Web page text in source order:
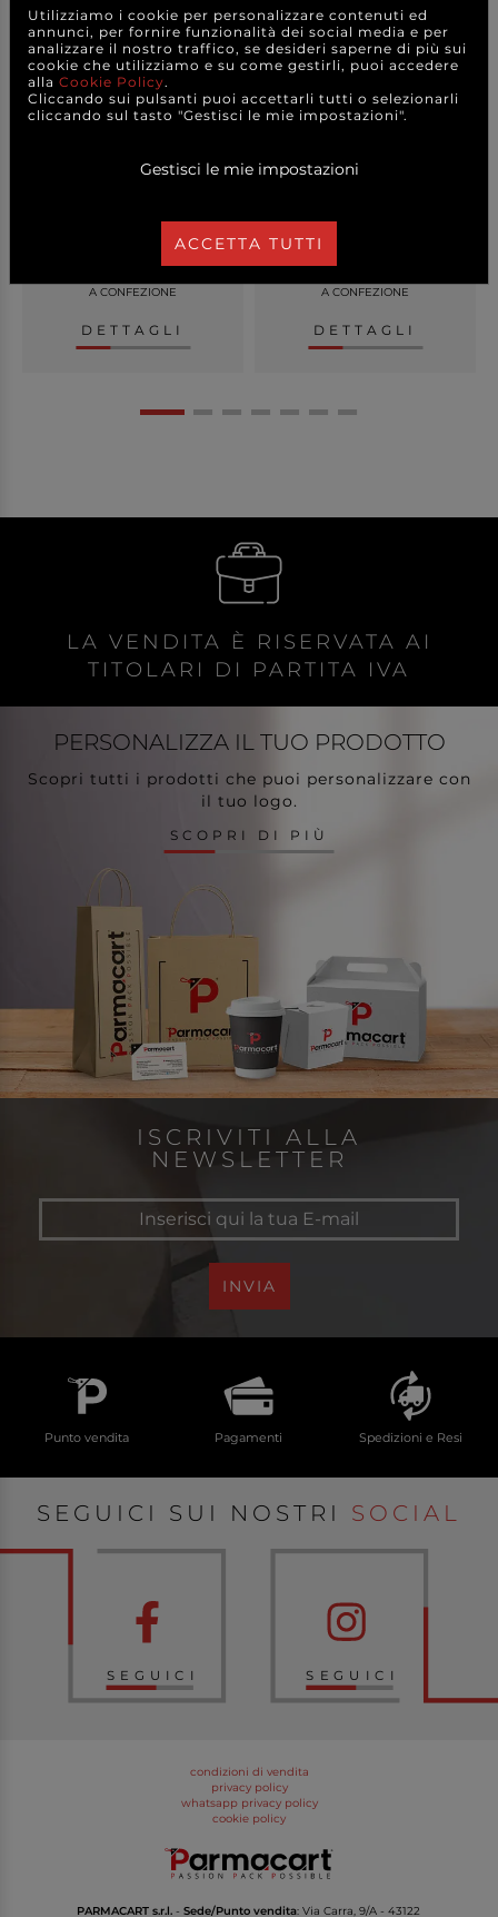
pizzo, 12x5cm...
6,00 €
A CONFEZIONE
DETTAGLI
6x3 cm, confez...
a partire da
A CONFEZIONE
DETTAGLI
LA VENDITA È RISERVATA AI
TITOLARI DI PARTITA IVA
PERSONALIZZA IL TUO PRODOTTO
Scopri tutti i prodotti che puoi personalizzare con
il tuo logo.
SCOPRI DI PIÙ
ISCRIVITI ALLA
NEWSLETTER
INVIA
Punto vendita Pagamenti Spedizioni e Resi
SEGUICI SUI NOSTRI SOCIAL
SEGUICI SEGUICI
condizioni di vendita
privacy policy
whatsapp privacy policy
cookie policy
PARMACART s.r.l. -Sede/Punto vendita: Via Carra, 9/A - 43122
Utilizziamo i cookie per personalizzare contenuti ed
annunci, per fornire funzionalità dei social media e per
analizzare il nostro traffico, se desideri saperne di più sui
cookie che utilizziamo e su come gestirli, puoi accedere
alla Cookie Policy.
Cliccando sui pulsanti puoi accettarli tutti o selezionarli
cliccando sul tasto "Gestisci le mie impostazioni".
Gestisci le mie impostazioni
ACCETTA TUTTI